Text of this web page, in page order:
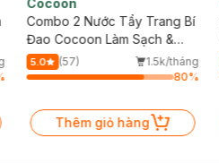
Combo 2 Nước Tẩy Trang Bí
Đao Cocoon Làm Sạch &
Giảm Dầu 500ml
5.0 (57)
1.5k/tháng
80%
Thêm giỏ hàng